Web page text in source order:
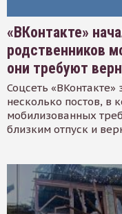
«ВКонтакте»
родственников
они требуют
Соцсеть
несколько постов, в
мобилизованных
близким отпуск и